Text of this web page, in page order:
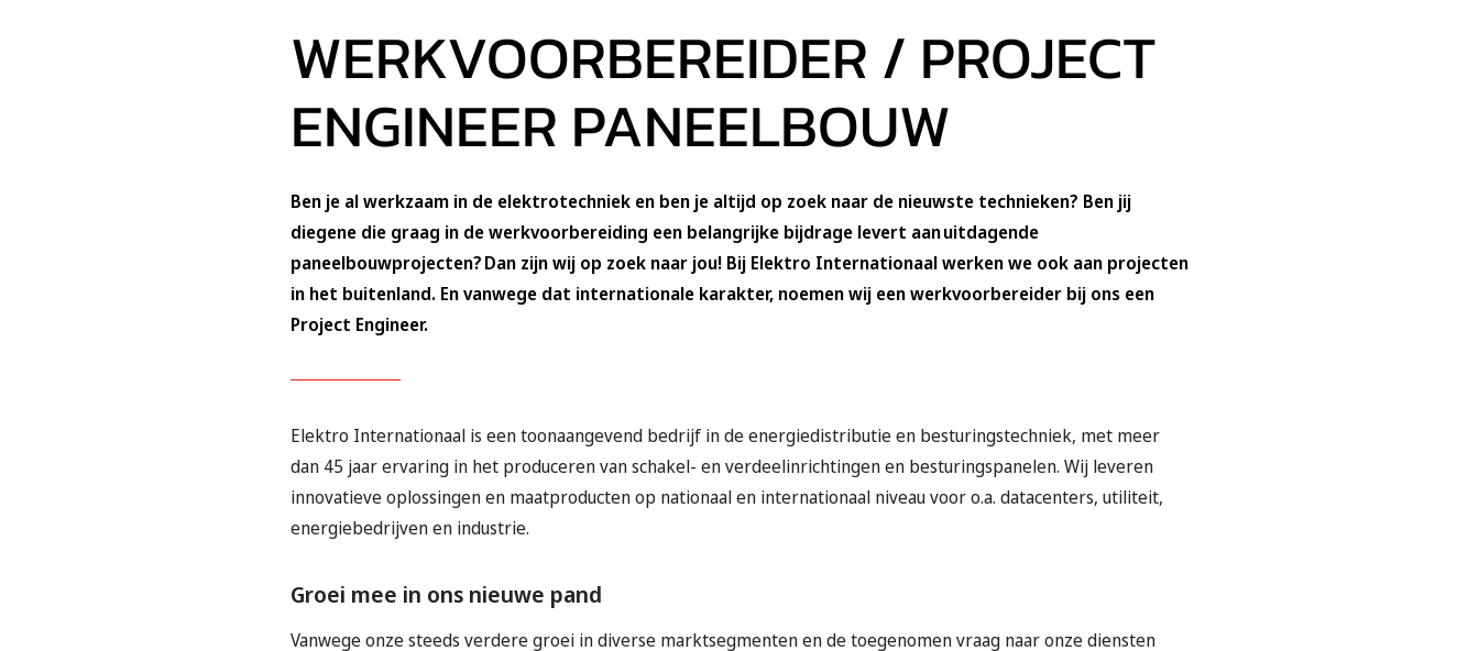
WERKVOORBEREIDER / PROJECT
ENGINEER PANEELBOUW
Ben je al werkzaam in de elektrotechniek en ben je altijd op zoek naar de nieuwste technieken? Ben jij
diegene die graag in de werkvoorbereiding een belangrijke bijdrage levert aan uitdagende
paneelbouwprojecten? Dan zijn wij op zoek naar jou! Bij Elektro Internationaal werken we ook aan projecten
in het buitenland. En vanwege dat internationale karakter, noemen wij een werkvoorbereider bij ons een
Project Engineer.
Elektro Internationaal is een toonaangevend bedrijf in de energiedistributie en besturingstechniek, met meer
dan 45 jaar ervaring in het produceren van schakel- en verdeelinrichtingen en besturingspanelen. Wij leveren
innovatieve oplossingen en maatproducten op nationaal en internationaal niveau voor o.a. datacenters, utiliteit,
energiebedrijven en industrie.
Groei mee in ons nieuwe pand
Vanwege onze steeds verdere groei in diverse marktsegmenten en de toegenomen vraag naar onze diensten